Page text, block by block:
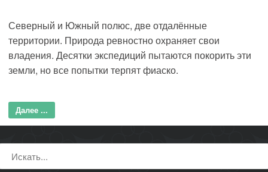
Северный и Южный полюс, две отдалённые
территории. Природа ревностно охраняет свои
владения. Десятки экспедиций пытаются покорить эти
земли, но все попытки терпят фиаско.
Далее ...